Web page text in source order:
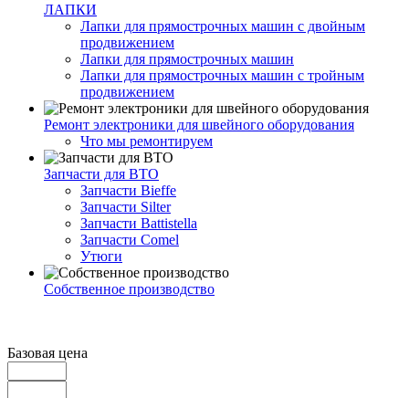
ЛАПКИ
Лапки для прямострочных машин с двойным
продвижением
Лапки для прямострочных машин
Лапки для прямострочных машин с тройным
продвижением
Ремонт электроники для швейного оборудования
Что мы ремонтируем
Запчасти для ВТО
Запчасти Bieffe
Запчасти Silter
Запчасти Battistella
Запчасти Comel
Утюги
Собственное производство
Базовая цена